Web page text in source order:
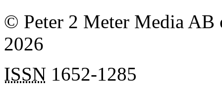
© Peter 2 Meter Media AB
2026
ISSN 1652-1285